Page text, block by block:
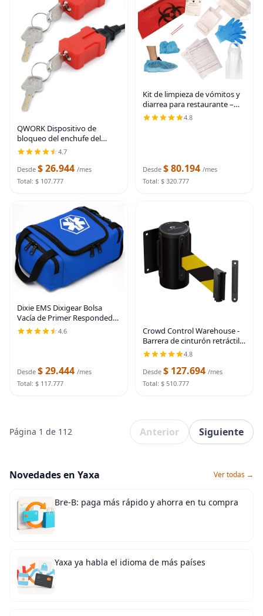
QWORK Dispositivo de
bloqueo del enchufe del
cable eléctrico, 2 paquetes de
seguridad, con llaves
diferentes, se ajusta a
4.7
Desde $ 26.944 /mes
Total: $ 107.777
Kit de limpieza de vómitos y
diarrea para restaurante –
Cumple con OSHA | Kit de
limpieza de líquidos
4.8
Desde $ 80.194 /mes
Total: $ 320.777
Dixie EMS Dixigear Bolsa
Vacía de Primer Respondedor
II 10.5" x 5" x 8" - Azul
4.6
Desde $ 29.444 /mes
Total: $ 117.777
Crowd Control Warehouse -
Barrera de cinturón retráctil
de montaje en pared fija
Cinturón negro y amarillo de
11 pies con caja
4.8
Desde $ 127.694 /mes
Total: $ 510.777
Página 1 de 112 Anterior Siguiente
Novedades en Yaxa Ver todas →
Bre-B: paga más rápido y ahorra en tu compra
Yaxa ya habla el idioma de más países